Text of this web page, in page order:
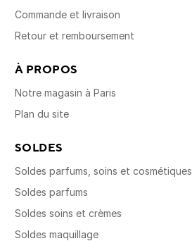
Commande et livraison
Retour et remboursement
À PROPOS
Notre magasin à Paris
Plan du site
SOLDES
Soldes parfums, soins et cosmétiques
Soldes parfums
Soldes soins et crèmes
Soldes maquillage